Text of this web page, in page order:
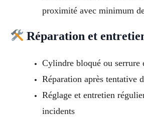
proximité avec minimum
Réparation et
Cylindre bloqué ou serrure
Réparation après tentative
Réglage et entretien
incidents